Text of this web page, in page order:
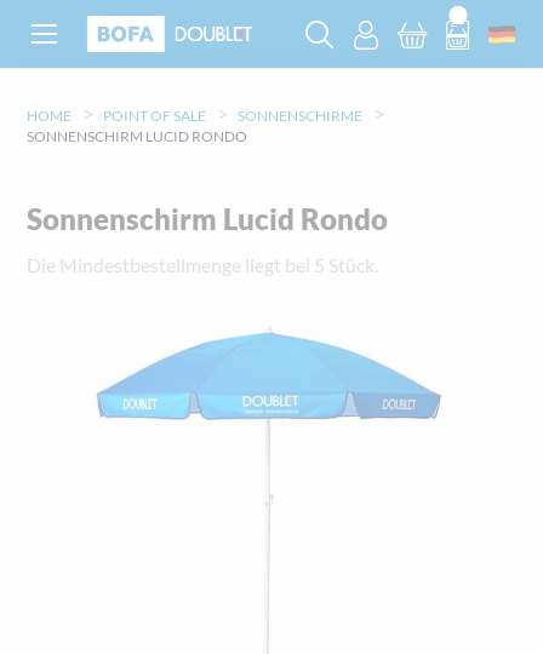
HOME POINT OF SALE
SONNENSCHIRME
SONNENSCHIRM LUCID RONDO
Sonnenschirm Lucid Rondo
Die Mindestbestellmenge liegt bei 5 Stück.